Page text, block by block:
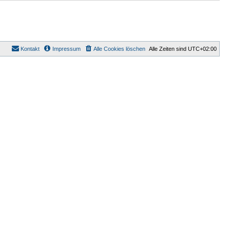
Alle Zeiten sind UTC+02:00
Alle Cookies löschen
Impressum
Kontakt